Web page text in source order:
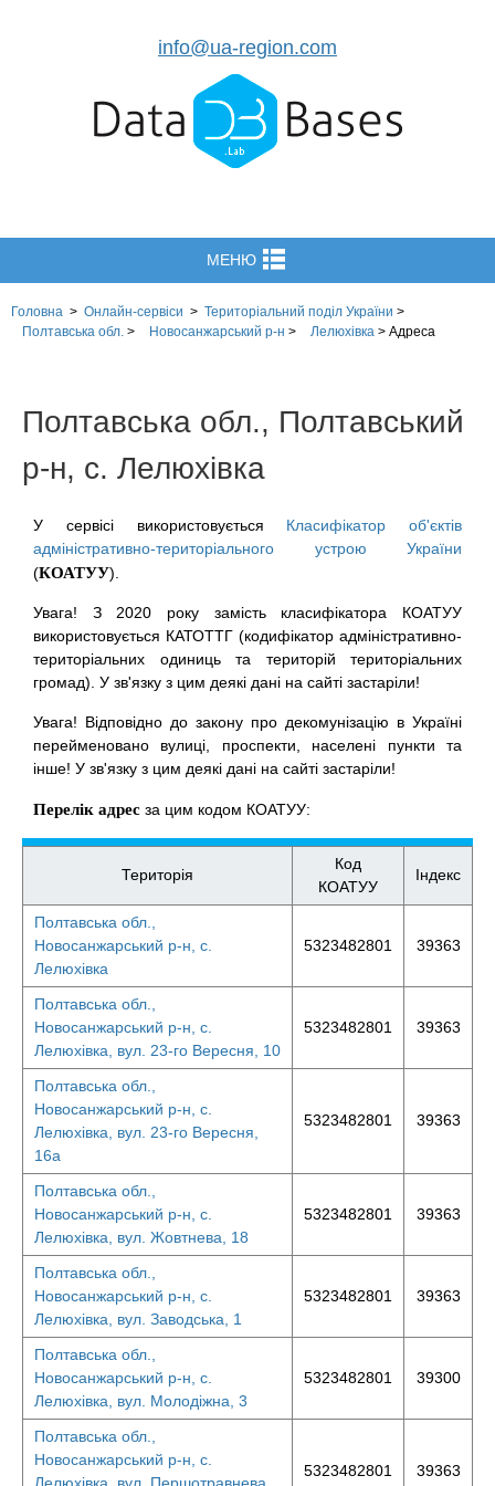
info@ua-region.com
МЕНЮ
Головна > Онлайн-сервіси > Територіальний поділ України >
Полтавська обл. > Новосанжарський р-н > Лелюхівка > Адреса
Полтавська обл., Полтавський
р-н, с. Лелюхівка
У сервісі використовується Класифікатор об'єктів
адміністративно-територіального устрою України
(КОАТУУ).
Увага! З 2020 року замість класифікатора КОАТУУ
використовується КАТОТТГ (кодифікатор адміністративно-
територіальних одиниць та територій територіальних
громад). У зв'язку з цим деякі дані на сайті застаріли!
Увага! Відповідно до закону про декомунізацію в Україні
перейменовано вулиці, проспекти, населені пункти та
інше! У зв'язку з цим деякі дані на сайті застаріли!
Перелік адрес за цим кодом КОАТУУ:
Територія
Код
КОАТУУ
Індекс
Полтавська обл.,
Новосанжарський р-н, с.
Лелюхівка
5323482801 39363
Полтавська обл.,
Новосанжарський р-н, с.
Лелюхівка, вул. 23-го Вересня, 10
5323482801 39363
Полтавська обл.,
Новосанжарський р-н, с.
Лелюхівка, вул. 23-го Вересня,
16а
5323482801 39363
Полтавська обл.,
Новосанжарський р-н, с.
Лелюхівка, вул. Жовтнева, 18
5323482801 39363
Полтавська обл.,
Новосанжарський р-н, с.
Лелюхівка, вул. Заводська, 1
5323482801 39363
Полтавська обл.,
Новосанжарський р-н, с.
Лелюхівка, вул. Молодіжна, 3
5323482801 39300
Полтавська обл.,
Новосанжарський р-н, с.
5323482801 39363